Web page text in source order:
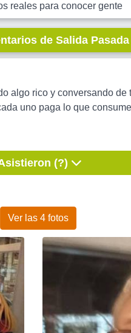
reales para conocer gente
de Salida Pasada
algo rico y conversando
uno paga lo que
(?)
Ver las 4 fotos